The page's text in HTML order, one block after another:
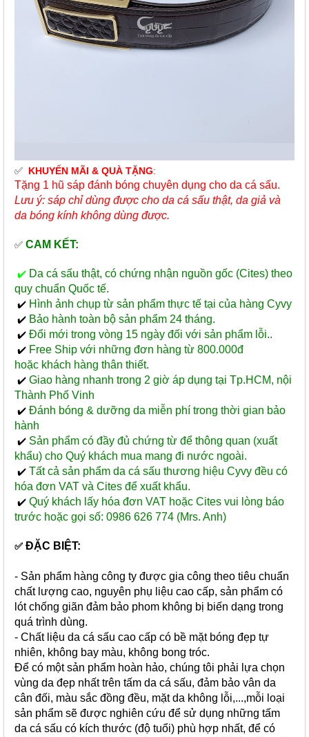
✅ KHUYẾN MÃI & QUÀ TẶNG:
Tặng 1 hũ sáp đánh bóng chuyên dụng cho da cá sấu.
Lưu ý: sáp chỉ dùng được cho da cá sấu thật, da giả và
da bóng kính không dùng được.
✅ CAM KẾT:
✔️ Da cá sấu thật, có chứng nhận nguồn gốc (Cites) theo
quy chuẩn Quốc tế.
✔️ Hình ảnh chụp từ sản phẩm thực tế tại của hàng Cyvy
✔️ Bảo hành toàn bộ sản phẩm 24 tháng.
✔️ Đổi mới trong vòng 15 ngày đối với sản phẩm lỗi..
✔️ Free Ship với những đơn hàng từ 800.000đ
hoặc khách hàng thân thiết.
✔️ Giao hàng nhanh trong 2 giờ áp dụng tại Tp.HCM, nội
Thành Phố Vinh
✔️ Đánh bóng & dưỡng da miễn phí trong thời gian bảo
hành
✔️ Sản phẩm có đầy đủ chứng từ để thông quan (xuất
khẩu) cho Quý khách mua mang đi nước ngoài.
✔️ Tất cả sản phẩm da cá sấu thương hiệu Cyvy đều có
hóa đơn VAT và Cites để xuất khẩu.
✔️ Quý khách lấy hóa đơn VAT hoặc Cites vui lòng báo
trước hoặc gọi số: 0986 626 774 (Mrs. Anh)
✅ ĐẶC BIỆT:
- Sản phẩm hàng công ty được gia công theo tiêu chuẩn
chất lượng cao, nguyên phụ liệu cao cấp, sản phẩm có
lót chống giãn đảm bảo phom không bị biến dạng trong
quá trình dùng.
- Chất liệu da cá sấu cao cấp có bề mặt bóng đẹp tự
nhiên, không bay màu, không bong tróc.
Để có một sản phẩm hoàn hảo, chúng tôi phải lựa chọn
vùng da đẹp nhất trên tấm da cá sấu, đảm bảo vân da
cân đối, màu sắc đồng đều, mặt da không lỗi,...,mỗi loại
sản phẩm sẽ được nghiên cứu để sử dụng những tấm
da cá sấu có kích thước (độ tuổi) phù hợp nhất, để có